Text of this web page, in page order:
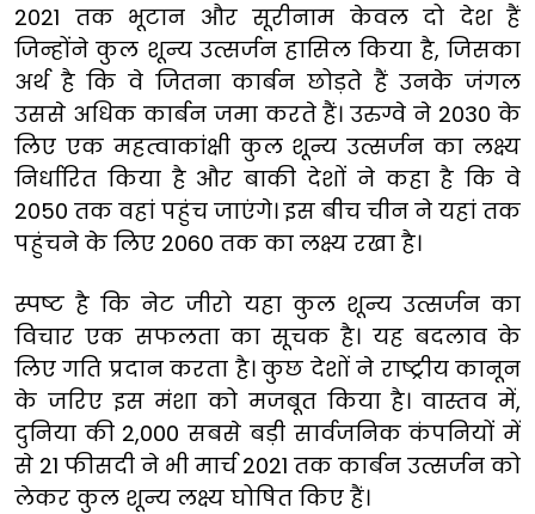
2021 तक भूटान और सूरीनाम केवल दो देश हैं
जिन्होंने कुल शून्य उत्सर्जन हासिल किया है, जिसका
अर्थ है कि वे जितना कार्बन छोड़ते हैं उनके जंगल
उससे अधिक कार्बन जमा करते हैं। उरुग्वे ने 2030 के
लिए एक महत्वाकांक्षी कुल शून्य उत्सर्जन का लक्ष्य
निर्धारित किया है और बाकी देशों ने कहा है कि वे
2050 तक वहां पहुंच जाएंगे। इस बीच चीन ने यहां तक
पहुंचने के लिए 2060 तक का लक्ष्य रखा है।
स्पष्ट है कि नेट जीरो यहा कुल शून्य उत्सर्जन का
विचार एक सफलता का सूचक है। यह बदलाव के
लिए गति प्रदान करता है। कुछ देशों ने राष्ट्रीय कानून
के जरिए इस मंशा को मजबूत किया है। वास्तव में,
दुनिया की 2,000 सबसे बड़ी सार्वजनिक कंपनियों में
से 21 फीसदी ने भी मार्च 2021 तक कार्बन उत्सर्जन को
लेकर कुल शून्य लक्ष्य घोषित किए हैं।